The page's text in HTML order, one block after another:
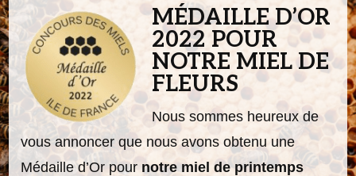
MÉDAILLE D’OR
2022 POUR
NOTRE MIEL DE
FLEURS
Nous sommes heureux de
vous annoncer que nous avons obtenu une
Médaille d’Or pour notre miel de printemps